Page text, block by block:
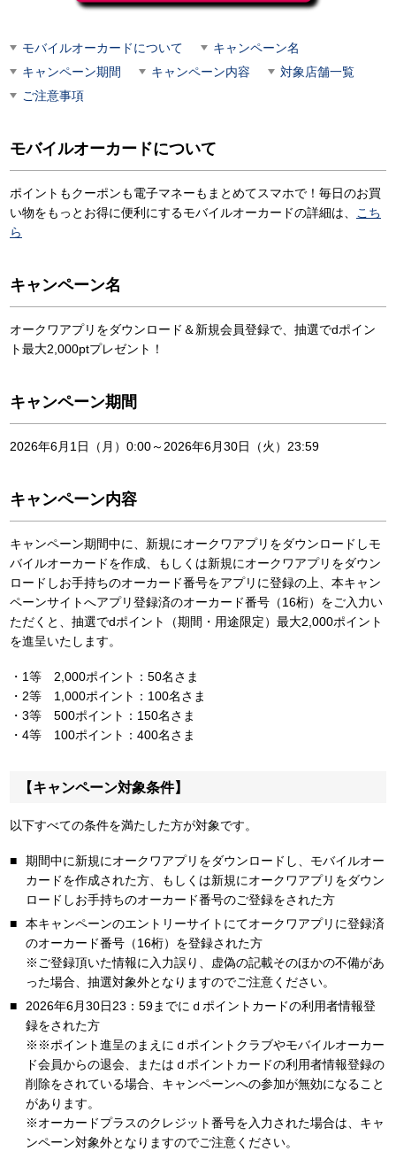
モバイルオーカードについて
キャンペーン名
キャンペーン期間
キャンペーン内容
対象店舗一覧
ご注意事項
モバイルオーカードについて
ポイントもクーポンも電子マネーもまとめてスマホで！毎日のお買
い物をもっとお得に便利にするモバイルオーカードの詳細は、
こち
ら
キャンペーン名
オークワアプリをダウンロード＆新規会員登録で、抽選でdポイン
ト最大2,000ptプレゼント！
キャンペーン期間
2026年6月1日（月）0:00～2026年6月30日（火）23:59
キャンペーン内容
キャンペーン期間中に、新規にオークワアプリをダウンロードしモ
バイルオーカードを作成、もしくは新規にオークワアプリをダウン
ロードしお手持ちのオーカード番号をアプリに登録の上、本キャン
ペーンサイトへアプリ登録済のオーカード番号（16桁）をご入力い
ただくと、抽選でdポイント（期間・用途限定）最大2,000ポイント
を進呈いたします。
・1等 2,000ポイント：50名さま
・2等 1,000ポイント：100名さま
・3等 500ポイント：150名さま
・4等 100ポイント：400名さま
【キャンペーン対象条件】
以下すべての条件を満たした方が対象です。
期間中に新規にオークワアプリをダウンロードし、モバイルオー
カードを作成された方、もしくは新規にオークワアプリをダウン
ロードしお手持ちのオーカード番号のご登録をされた方
本キャンペーンのエントリーサイトにてオークワアプリに登録済
のオーカード番号（16桁）を登録された方
※ご登録頂いた情報に入力誤り、虚偽の記載そのほかの不備があ
った場合、抽選対象外となりますのでご注意ください。
2026年6月30日23：59までにｄポイントカードの利用者情報登
録をされた方
※※ポイント進呈のまえにｄポイントクラブやモバイルオーカー
ド会員からの退会、またはｄポイントカードの利用者情報登録の
削除をされている場合、キャンペーンへの参加が無効になること
があります。
※オーカードプラスのクレジット番号を入力された場合は、キャ
ンペーン対象外となりますのでご注意ください。